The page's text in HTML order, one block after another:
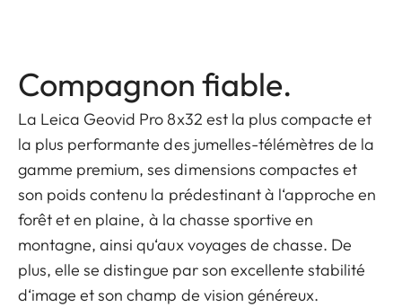
Compagnon fiable.
La Leica Geovid Pro 8x32 est la plus compacte et
la plus performante des jumelles-télémètres de la
gamme premium, ses dimensions compactes et
son poids contenu la prédestinant à l‘approche en
forêt et en plaine, à la chasse sportive en
montagne, ainsi qu‘aux voyages de chasse. De
plus, elle se distingue par son excellente stabilité
d‘image et son champ de vision généreux.